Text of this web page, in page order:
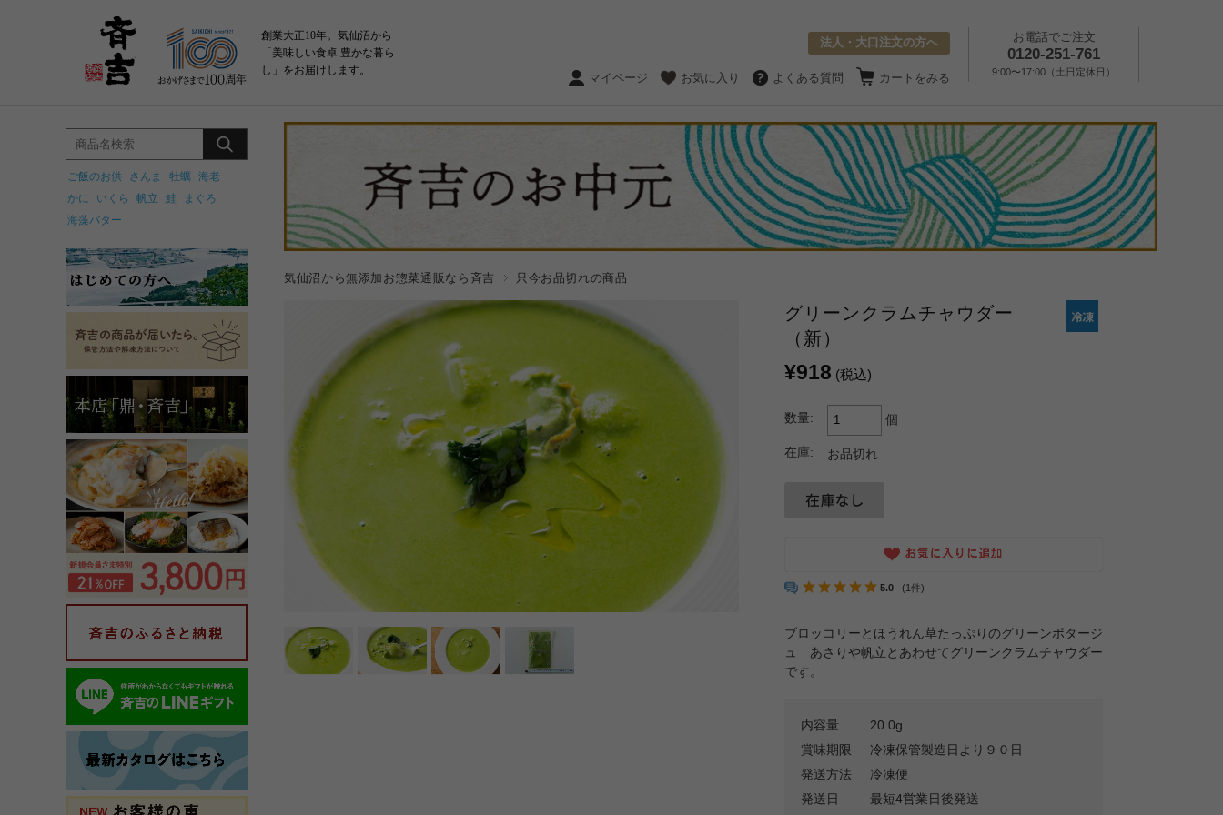
創業大正10年。気仙沼から
「美味しい食卓 豊かな暮ら
し」をお届けします。
お電話でご注文
0120-251-761
9:00〜17:00（土日定休日）
法人・大口注文の方へ
マイページ お気に入り よくある質問 カートをみる
気仙沼から無添加お惣菜通販なら斉吉 只今お品切れの商品
グリーンクラムチャウダー
（新）
¥918 (税込)
数量: 個
在庫: お品切れ
5.0 (1件)
ブロッコリーとほうれん草たっぷりのグリーンポタージ
ュ あさりや帆立とあわせてグリーンクラムチャウダー
です。
内容量
20 0g
賞味期限
冷凍保管製造日より９０日
発送方法
冷凍便
発送日
最短4営業日後発送
ご飯のお供 さんま 牡蠣 海老
かに
いくら 帆立 鮭
まぐろ
海藻バター